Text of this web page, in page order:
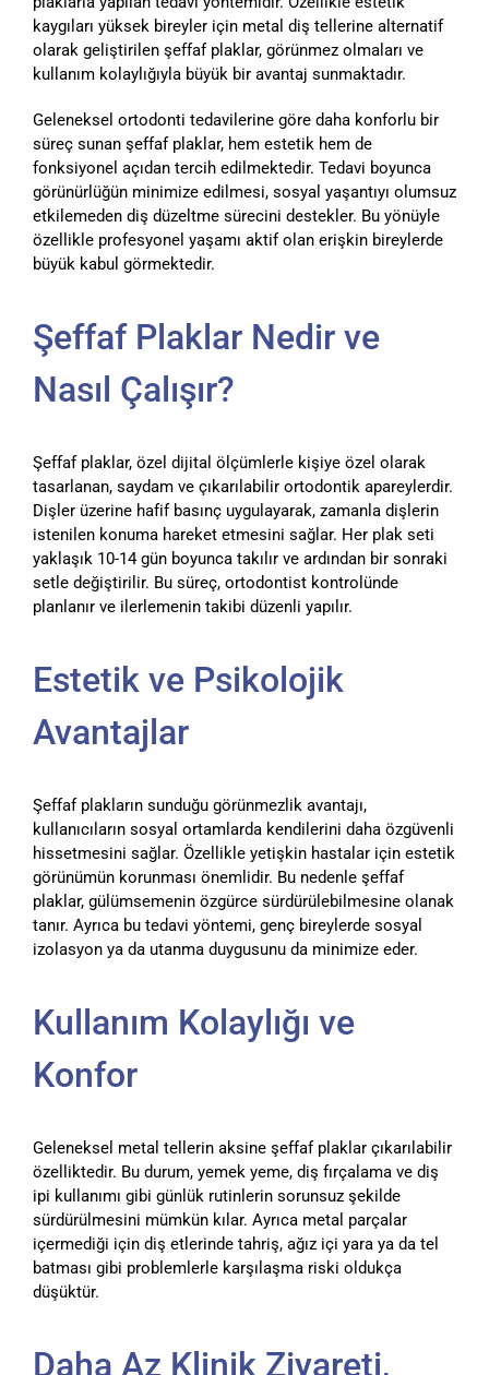
kaygıları yüksek bireyler için metal diş tellerine alternatif
olarak geliştirilen şeffaf plaklar, görünmez olmaları ve
kullanım kolaylığıyla büyük bir avantaj sunmaktadır.
Geleneksel ortodonti tedavilerine göre daha konforlu bir
süreç sunan şeffaf plaklar, hem estetik hem de
fonksiyonel açıdan tercih edilmektedir. Tedavi boyunca
görünürlüğün minimize edilmesi, sosyal yaşantıyı olumsuz
etkilemeden diş düzeltme sürecini destekler. Bu yönüyle
özellikle profesyonel yaşamı aktif olan erişkin bireylerde
büyük kabul görmektedir.
Şeffaf Plaklar Nedir ve
Nasıl Çalışır?
Şeffaf plaklar, özel dijital ölçümlerle kişiye özel olarak
tasarlanan, saydam ve çıkarılabilir ortodontik apareylerdir.
Dişler üzerine hafif basınç uygulayarak, zamanla dişlerin
istenilen konuma hareket etmesini sağlar. Her plak seti
yaklaşık 10-14 gün boyunca takılır ve ardından bir sonraki
setle değiştirilir. Bu süreç, ortodontist kontrolünde
planlanır ve ilerlemenin takibi düzenli yapılır.
Estetik ve Psikolojik
Avantajlar
Şeffaf plakların sunduğu görünmezlik avantajı,
kullanıcıların sosyal ortamlarda kendilerini daha özgüvenli
hissetmesini sağlar. Özellikle yetişkin hastalar için estetik
görünümün korunması önemlidir. Bu nedenle şeffaf
plaklar, gülümsemenin özgürce sürdürülebilmesine olanak
tanır. Ayrıca bu tedavi yöntemi, genç bireylerde sosyal
izolasyon ya da utanma duygusunu da minimize eder.
Kullanım Kolaylığı ve
Konfor
Geleneksel metal tellerin aksine şeffaf plaklar çıkarılabilir
özelliktedir. Bu durum, yemek yeme, diş fırçalama ve diş
ipi kullanımı gibi günlük rutinlerin sorunsuz şekilde
sürdürülmesini mümkün kılar. Ayrıca metal parçalar
içermediği için diş etlerinde tahriş, ağız içi yara ya da tel
batması gibi problemlerle karşılaşma riski oldukça
düşüktür.
Daha Az Klinik Ziyareti,